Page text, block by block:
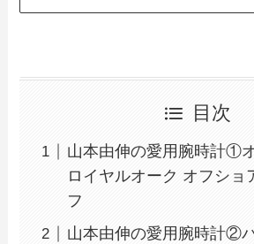
目次
山本由伸の愛用腕時計①
ロイヤルオーク オフショ
フ
山本由伸の愛用腕時計②